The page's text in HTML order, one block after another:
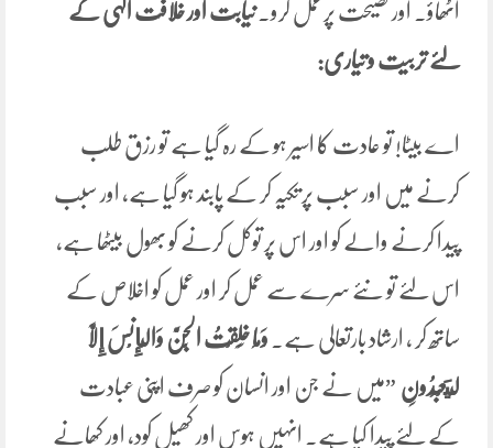
اٹھاؤ۔ اور نصیحت پرعمل کرو۔نیابت اور خلافت الہی کے
لئے تربیت و تیاری:
اے بیٹا! تو عادت کا اسیر ہو کے رہ گیا ہے تو رزق طلب
کرنے میں اور سبب پر تکیہ کر کے پابند ہو گیا ہے، اور سبب
پیدا کرنے والے کو اور اس پر توکل کرنے کو بھول بیٹھا ہے،
اس لئے تو نئے سرے سے عمل کر اور عمل کو اخلاص کے
ساتھ کر ، ارشاد بارتعالی ہے۔ وَمَا خَلَقْتُ الْجِنَّ وَالْإِنْسَ إِلَّا
لِيَعْبُدُونِ ”میں نے جن اور انسان کو صرف اپنی عبادت
کے لئے پیدا کیا ہے۔ انہیں ہوس اور کھیل کود، اور کھانے